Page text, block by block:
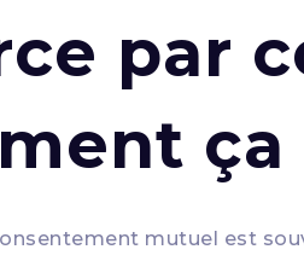
par
ça
mutuel est